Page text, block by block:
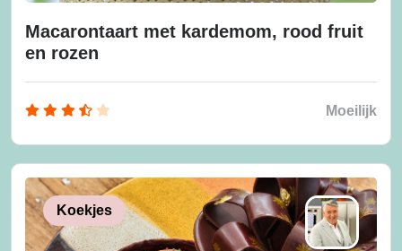
Macarontaart met kardemom, rood fruit
en rozen
Moeilijk
Koekjes